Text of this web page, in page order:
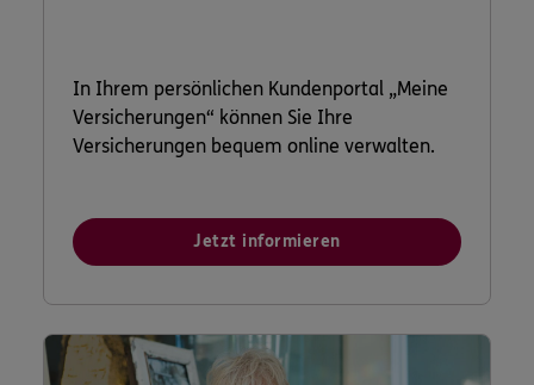
In Ihrem persönlichen Kundenportal „Meine
Versicherungen“ können Sie Ihre
Versicherungen bequem online verwalten.
Jetzt informieren